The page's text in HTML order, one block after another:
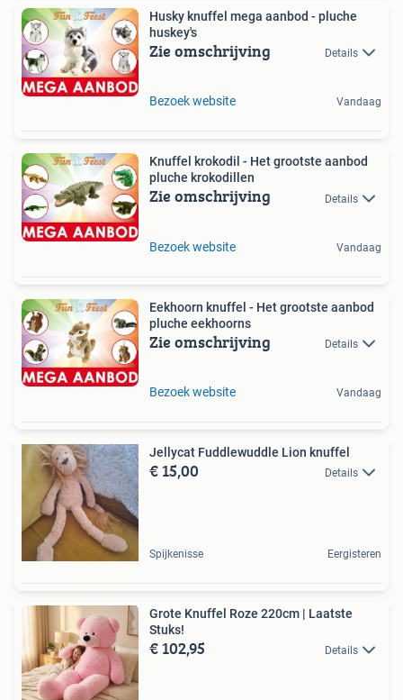
Husky knuffel mega aanbod - pluche
huskey's
Zie omschrijving Details
Bezoek website Vandaag
Knuffel krokodil - Het grootste aanbod
pluche krokodillen
Zie omschrijving Details
Bezoek website Vandaag
Eekhoorn knuffel - Het grootste aanbod
pluche eekhoorns
Zie omschrijving Details
Bezoek website Vandaag
Jellycat Fuddlewuddle Lion knuffel
€ 15,00 Details
Spijkenisse Eergisteren
Grote Knuffel Roze 220cm | Laatste
Stuks!
€ 102,95 Details